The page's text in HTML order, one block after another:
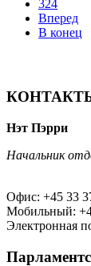
324
Вперед
В конец
Нэт Пэрри
Начальник
Офис: +45 33
Мобильный:
Электронная